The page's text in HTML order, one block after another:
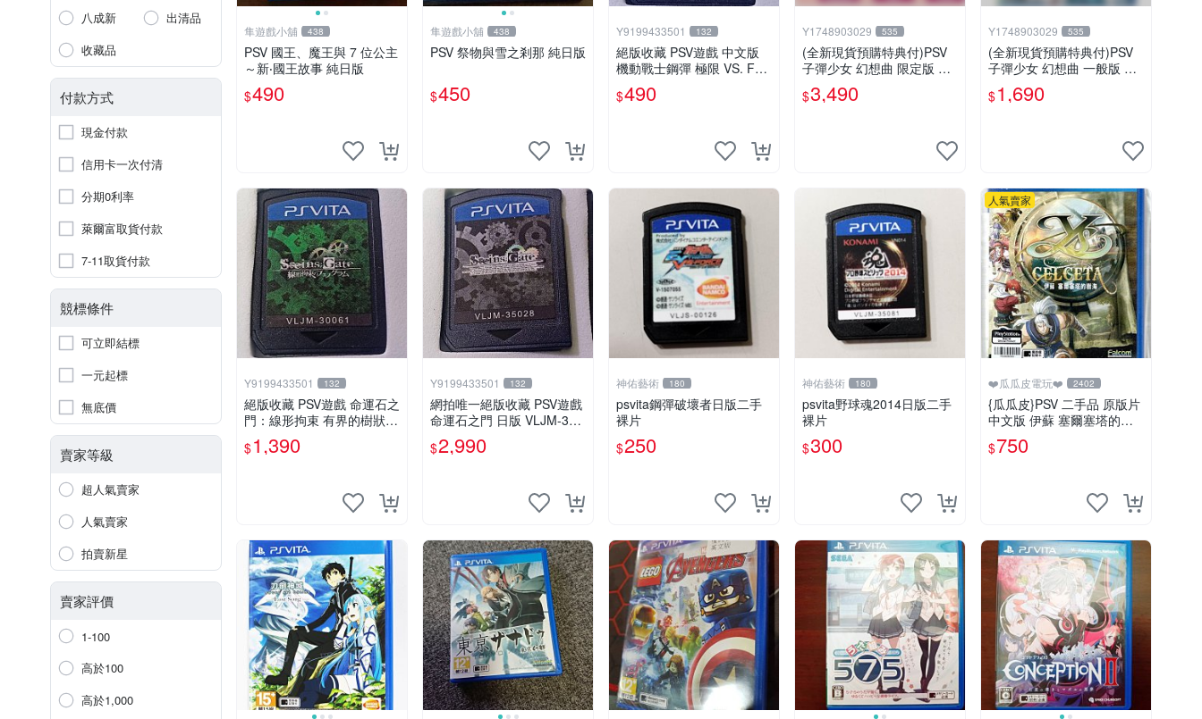
八成新
出清品
收藏品
付款方式
現金付款
信用卡一次付清
分期0利率
萊爾富取貨付款
7-11取貨付款
競標條件
可立即結標
一元起標
無底價
賣家等級
超人氣賣家
人氣賣家
拍賣新星
賣家評價
1-100
高於100
高於1,000
隼遊戲小舖 438
PSV 國王、魔王與 7 位公主
～新‧國王故事 純日版
$490
隼遊戲小舖 438
PSV 祭物與雪之剎那 純日版
$450
Y9199433501 132
絕版收藏 PSV遊戲 中文版
機動戰士鋼彈 極限 VS. FO
RCE
$490
Y1748903029 535
(全新現貨預購特典付)PSV
子彈少女 幻想曲 限定版 亞
版 中英日文版
$3,490
Y1748903029 535
(全新現貨預購特典付)PSV
子彈少女 幻想曲 一般版 亞
版 中英日文版
$1,690
Y9199433501 132
絕版收藏 PSV遊戲 命運石之
門：線形拘束 有界的樹狀圖
日版 VLJM-30061
$1,390
Y9199433501 132
網拍唯一絕版收藏 PSV遊戲
命運石之門 日版 VLJM-350
28
$2,990
神佑藝術 180
psvita鋼彈破壞者日版二手
裸片
$250
神佑藝術 180
psvita野球魂2014日版二手
裸片
$300
人氣賣家
❤️瓜瓜皮電玩❤️ 2402
{瓜瓜皮}PSV 二手品 原版片
中文版 伊蘇 塞爾塞塔的樹
海(遊戲都有回收)
$750